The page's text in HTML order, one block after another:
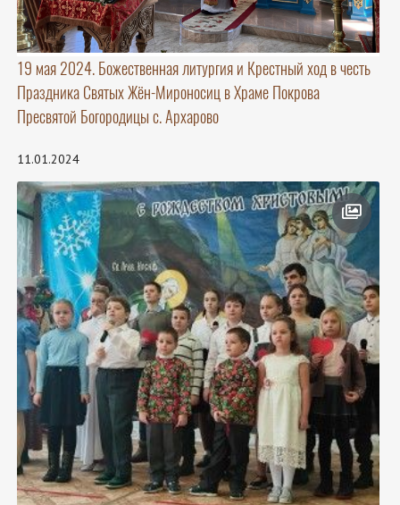
19 мая 2024. Божественная литургия и Крестный ход в честь
Праздника Святых Жён-Мироносиц в Храме Покрова
Пресвятой Богородицы с. Архарово
11.01.2024